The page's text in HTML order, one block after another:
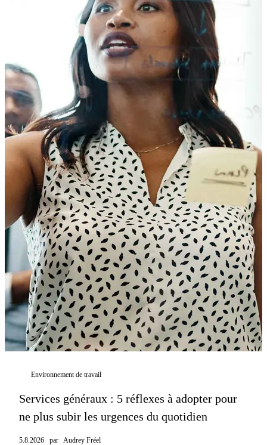
Environnement de travail
Services généraux : 5 réflexes à adopter pour
ne plus subir les urgences du quotidien
5.8.2026 par Audrey Fréel